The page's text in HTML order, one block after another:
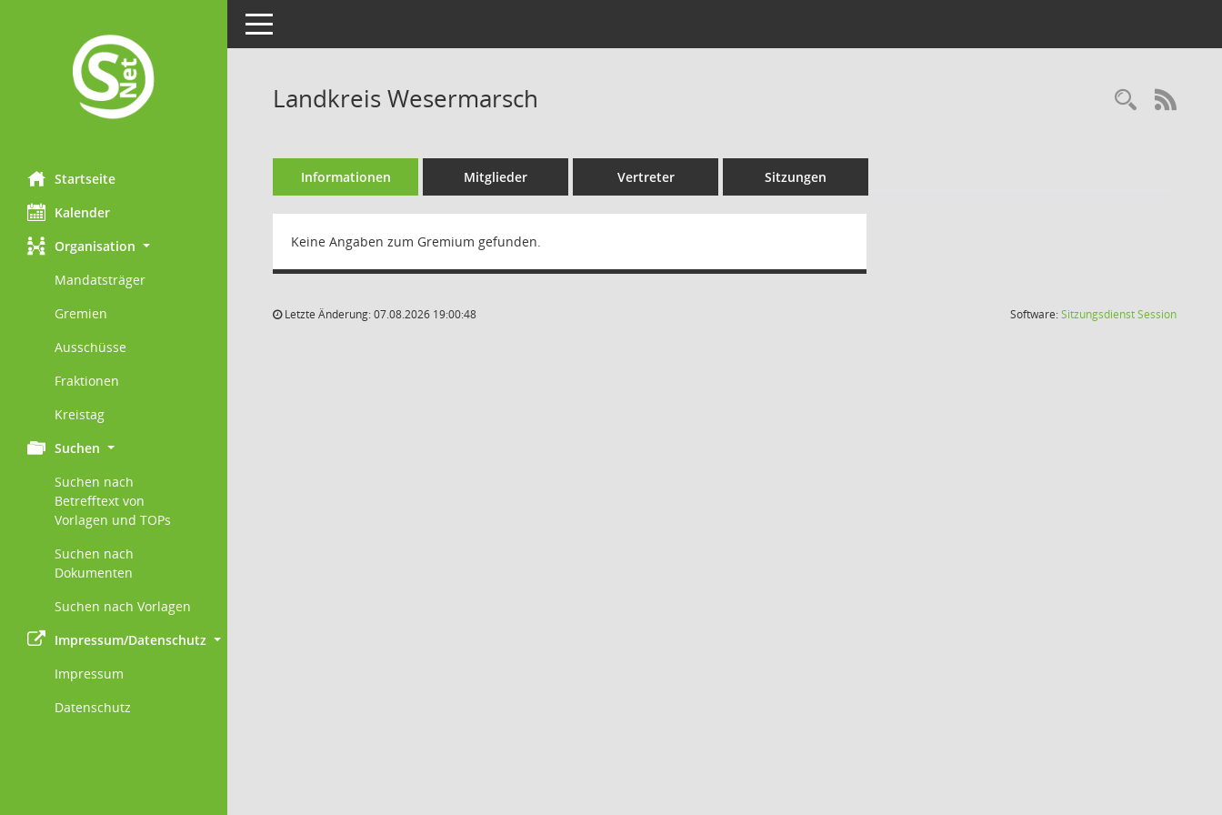
Startseite
Kalender
Organisation
Mandatsträger
Gremien
Ausschüsse
Fraktionen
Kreistag
Suchen
Suchen nach
Betrefftext von
Vorlagen und TOPs
Suchen nach
Dokumenten
Suchen nach Vorlagen
Impressum/Datenschutz
Impressum
Datenschutz
Toggle navigation
Landkreis Wesermarsch
Informationen Mitglieder Vertreter Sitzungen
Keine Angaben zum Gremium gefunden.
Letzte Änderung: 07.08.2026 19:00:48 Software:SitzungsdienstSession(Wird in